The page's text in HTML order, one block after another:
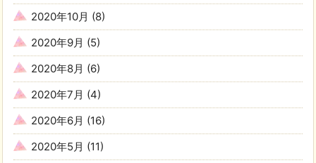
2020年10月 (8)
2020年9月 (5)
2020年8月 (6)
2020年7月 (4)
2020年6月 (16)
2020年5月 (11)